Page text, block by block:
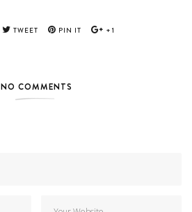
TWEET PIN IT +1
NO COMMENTS